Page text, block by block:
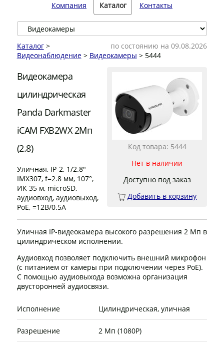
Компания Каталог Контакты
по состоянию на 09.08.2026
Каталог>
Видеонаблюдение> Видеокамеры > 5444
Код товара: 5444
Нет в наличии
Доступно под заказ
Добавить в корзину
Видеокамера
цилиндрическая
Panda Darkmaster
iCAM FXB2WX 2Мп
(2.8)
Уличная, IP-2, 1/2.8"
IMX307, f=2.8 мм, 107°,
ИК 35 м, microSD,
аудиовход, аудиовыход,
PoE, =12В/0.5А
Уличная IP-видеокамера высокого разрешения 2 Мп в
цилиндрическом исполнении.
Аудиовход позволяет подключить внешний микрофон
(с питанием от камеры при подключении через PoE).
С помощью аудиовыхода возможна организация
двусторонней аудиосвязи.
Исполнение Цилиндрическая, уличная
Разрешение 2 Мп (1080P)